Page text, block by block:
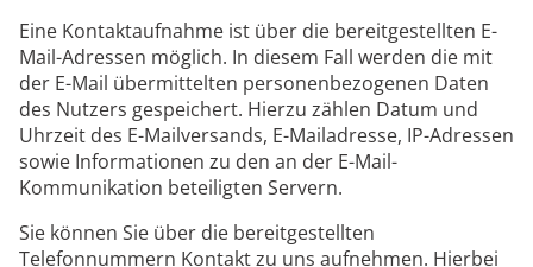
Eine Kontaktaufnahme ist über die bereitgestellten E-
Mail-Adressen möglich. In diesem Fall werden die mit
der E-Mail übermittelten personenbezogenen Daten
des Nutzers gespeichert. Hierzu zählen Datum und
Uhrzeit des E-Mailversands, E-Mailadresse, IP-Adressen
sowie Informationen zu den an der E-Mail-
Kommunikation beteiligten Servern.
Sie können Sie über die bereitgestellten
Telefonnummern Kontakt zu uns aufnehmen. Hierbei